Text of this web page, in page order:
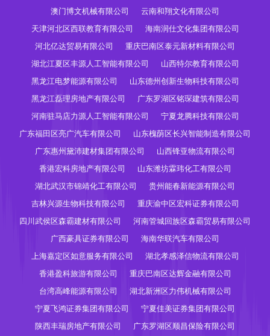
澳门博文机械有限公司
云南和翔文化有限公司
天津河北区西联教育有限公司
海南润仕文化集团有限公司
河北亿达贸易有限公司
重庆巴南区泰元新材料有限公司
湖北江夏区丰源人工智能有限公司
山西特尔教育有限公司
黑龙江电梦能源有限公司
山东德州创新生物科技有限公司
黑龙江磊理房地产有限公司
广东罗湖区铭琛建筑有限公司
河南驻马店力源人工智能有限公司
宁夏龙腾科技有限公司
广东福田区亮广汽车有限公司
山东槐荫区长兴智能制造有限公司
广东惠州黛沛建材集团有限公司
山西锋亚物流有限公司
香港宏科房地产有限公司
山东潍坊霖玮化工有限公司
湖北武汉市锦靖化工有限公司
贵州能春新能源有限公司
吉林兴源生物科技有限公司
重庆渝中区宏科证券有限公司
四川武侯区森霸建材有限公司
河南管城回族区森霸贸易有限公司
广西豪具证券有限公司
海南华联汽车有限公司
上海嘉定区如意服务有限公司
湖北孝感泽信物流有限公司
香港盈科旅游有限公司
重庆巴南区达辉金融有限公司
台湾高峰能源有限公司
湖北新洲区力伟机械有限公司
宁夏飞鸿证券集团有限公司
宁夏佳美证券集团有限公司
陕西丰瑞房地产有限公司
广东罗湖区顺昌保险有限公司